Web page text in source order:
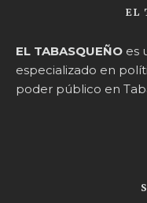
EL
EL TABASQUEÑO es
especializado en
poder público en